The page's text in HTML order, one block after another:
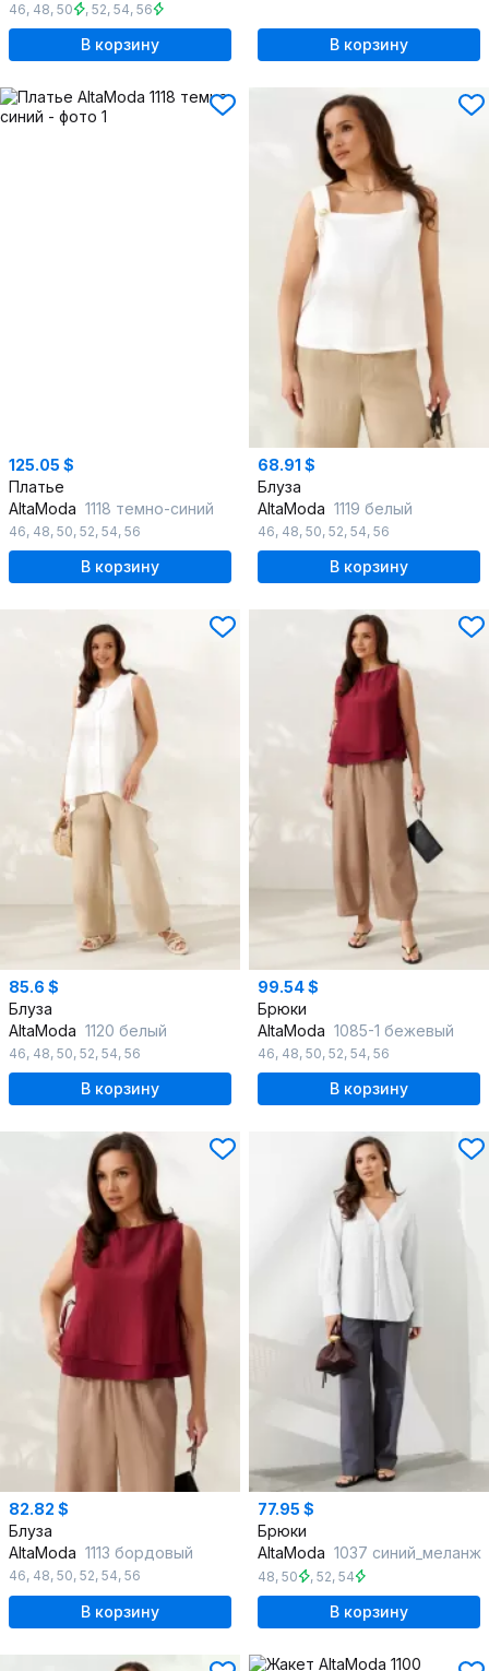
46, 48, 50 , 52, 54, 56
В корзину В корзину
125.05 $
Платье
AltaModa 1118 темно-синий
46, 48, 50, 52, 54, 56
В корзину
68.91 $
Блуза
AltaModa 1119 белый
46, 48, 50, 52, 54, 56
В корзину
85.6 $
Блуза
AltaModa 1120 белый
46, 48, 50, 52, 54, 56
В корзину
99.54 $
Брюки
AltaModa 1085-1 бежевый
46, 48, 50, 52, 54, 56
В корзину
82.82 $
Блуза
AltaModa 1113 бордовый
46, 48, 50, 52, 54, 56
В корзину
77.95 $
Брюки
AltaModa 1037 синий_меланж
48, 50 , 52, 54
В корзину